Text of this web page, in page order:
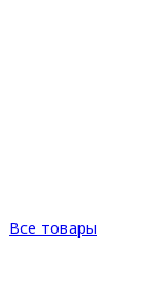
Все товары